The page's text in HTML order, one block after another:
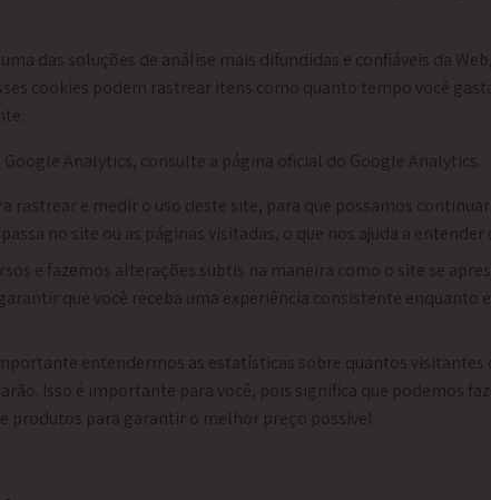
das soluções de análise mais difundidas e confiáveis ​​da
cookies podem rastrear itens como quanto tempo você
Analytics, consulte a página oficial do Google Analytics.
rastrear e medir o uso deste site, para que possamos
no site ou as páginas visitadas, o que nos ajuda a
e fazemos alterações subtis na maneira como o site se
que você receba uma experiência consistente
entendermos as estatísticas sobre quantos
Isso é importante para você, pois significa que podemos
produtos para garantir o melhor preço possível.